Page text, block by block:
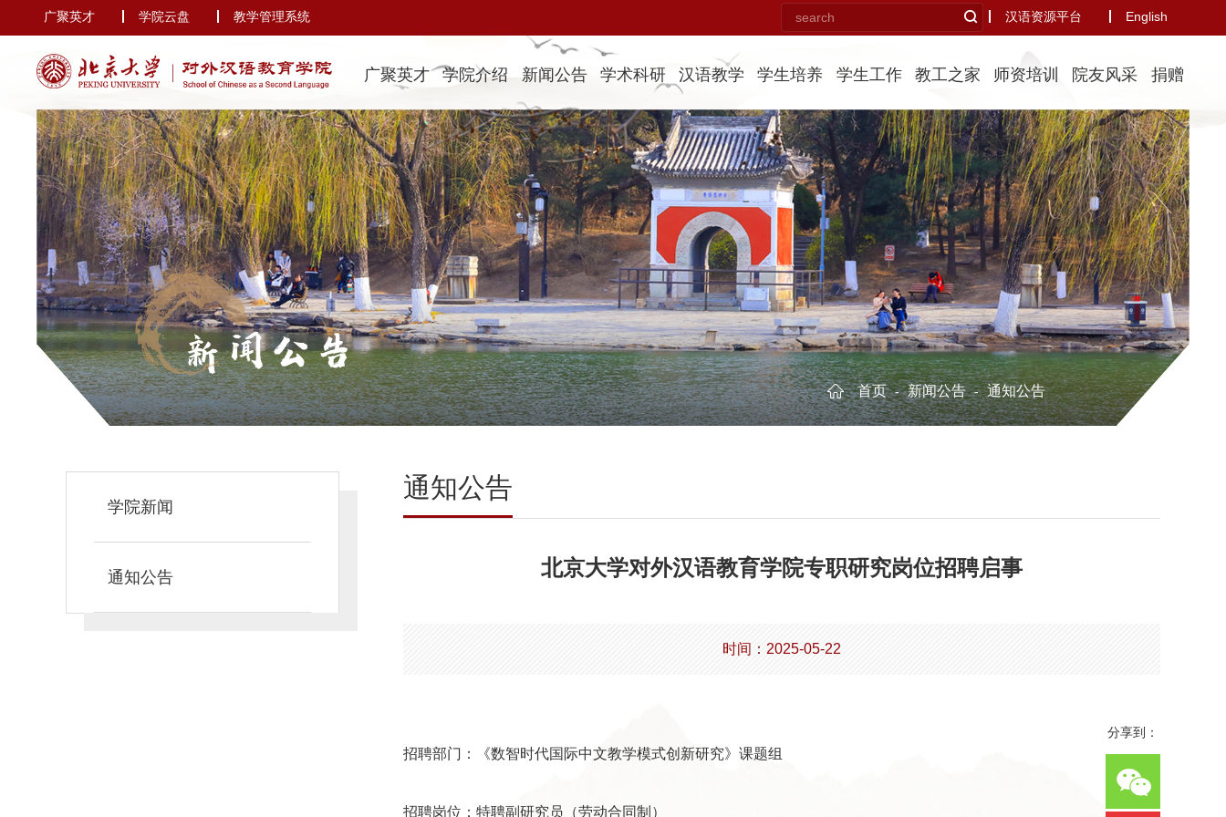
广聚英才 学院云盘 教学管理系统 汉语资源平台 English
广聚英才 学院介绍 新闻公告 学术科研 汉语教学 学生培养 学生工作 教工之家 师资培训 院友风采 捐赠
新闻公告
首页 - 新闻公告 - 通知公告
学院新闻
通知公告
通知公告
北京大学对外汉语教育学院专职研究岗位招聘启事
时间：2025-05-22
招聘部门：《数智时代国际中文教学模式创新研究》 课题组
招聘岗位 ： 特聘副研究员 （劳动合同制）
分享到：